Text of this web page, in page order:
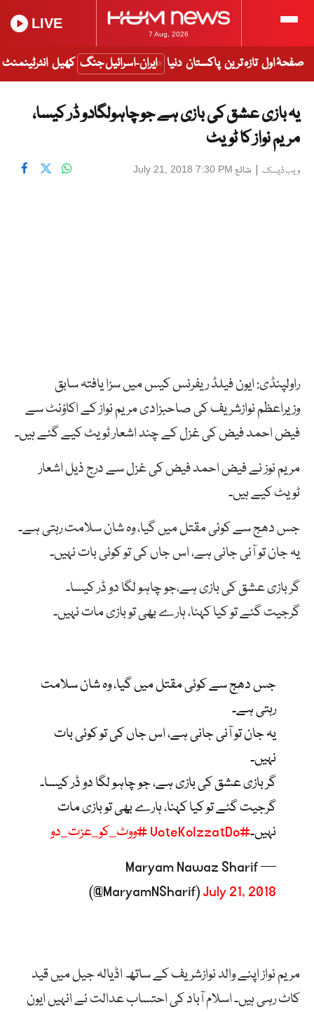
7 Aug, 2026
LIVE
صفحۂ اول تازہ ترین پاکستان دنیا ایران-اسرائیل جنگ کھیل انٹرٹینمنٹ
یہ بازی عشق کی بازی ہے جو چاہولگادو ڈر کیسا،
مریم نواز کا ٹویٹ
ویب ڈیسک | شائع July 21, 2018 7:30 PM
راولپنڈی: ایون فیلڈ ریفرنس کیس میں سزا یافتہ سابق
وزیراعظم نوازشریف کی صاحبزادی مریم نواز کے اکاؤنٹ سے
فیض احمد فیض کی غزل کے چند اشعار ٹویٹ کیے گئے ہیں۔
مریم نوز نے فیض احمد فیض کی غزل سے درج ذیل اشعار
ٹویٹ کیے ہیں۔
جس دھج سے کوئی مقتل میں گیا، وہ شان سلامت رہتی ہے۔
یہ جان تو آنی جانی ہے، اس جاں کی تو کوئی بات نہیں۔
گر بازی عشق کی بازی ہے،جو چاہو لگا دو ڈر کیسا۔
گرجیت گئے تو کیا کہنا، ہارے بھی تو بازی مات نہیں۔
جس دھج سے کوئی مقتل میں گیا، وہ شان سلامت
رہتی ہے۔
یہ جان تو آنی جانی ہے، اس جاں کی تو کوئی بات
نہیں۔
گر بازی عشق کی بازی ہے، جو چاہو لگا دو ڈر کیسا۔
گرجیت گئے تو کیا کہنا، ہارے بھی تو بازی مات
نہیں۔#VoteKoIzzatDo
#ووٹ_کو_عزت_دو
— Maryam Nawaz Sharif
(@MaryamNSharif)July 21, 2018
مریم نواز اپنے والد نوازشریف کے ساتھ اڈیالہ جیل میں قید
کاٹ رہی ہیں۔ اسلام آباد کی احتساب عدالت نے انہیں ایون